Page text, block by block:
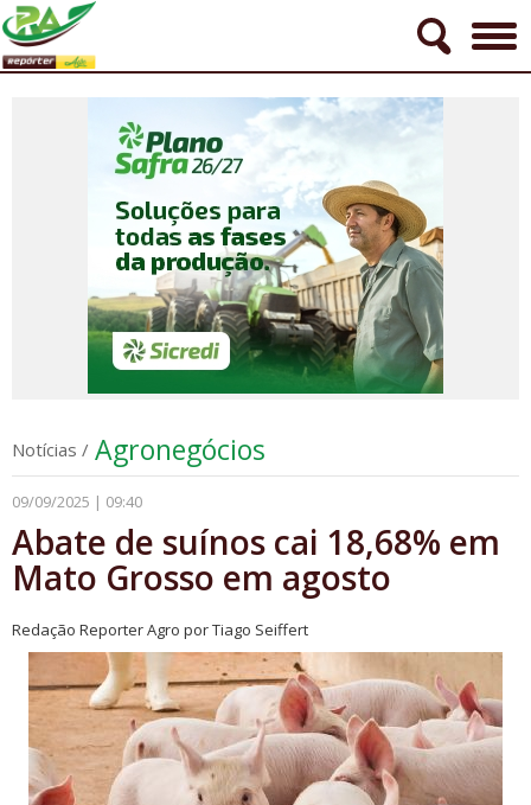
Notícias / Agronegócios
09/09/2025 | 09:40
Abate de suínos cai 18,68% em
Mato Grosso em agosto
Redação Reporter Agro por Tiago Seiffert